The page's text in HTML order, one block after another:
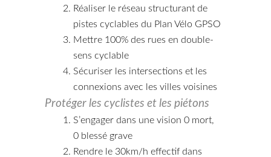
Réaliser le réseau structurant de
pistes cyclables du Plan Vélo GPSO
Mettre 100% des rues en double-
sens cyclable
Sécuriser les intersections et les
connexions avec les villes voisines
Protéger les cyclistes et les piétons
S’engager dans une vision 0 mort,
0 blessé grave
Rendre le 30km/h effectif dans